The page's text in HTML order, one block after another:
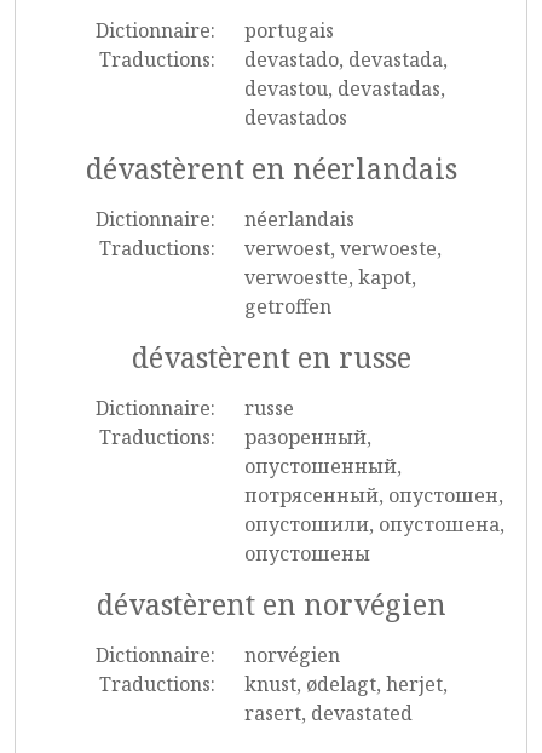
Dictionnaire:
portugais
Traductions:
devastado, devastada,
devastou, devastadas,
devastados
dévastèrent en néerlandais
Dictionnaire:
néerlandais
Traductions:
verwoest, verwoeste,
verwoestte, kapot,
getroffen
dévastèrent en russe
Dictionnaire:
russe
Traductions:
разоренный,
опустошенный,
потрясенный, опустошен,
опустошили, опустошена,
опустошены
dévastèrent en norvégien
Dictionnaire:
norvégien
Traductions:
knust, ødelagt, herjet,
rasert, devastated